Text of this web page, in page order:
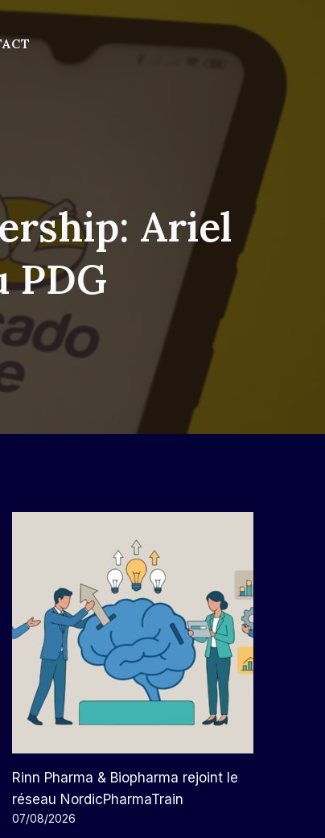
Ariel
PDG
Rinn Pharma & Biopharma rejoint le
réseau NordicPharmaTrain
07/08/2026